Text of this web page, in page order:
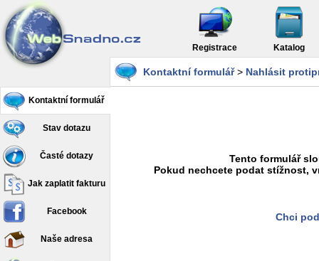
Registrace Katalog
Kontaktní formulář
Stav dotazu
Časté dotazy
Jak zaplatit fakturu
Facebook
Naše adresa
Kontaktní formulář> Nahlásit
Tento formulář
Pokud nechcete podat stížnost,
Chci